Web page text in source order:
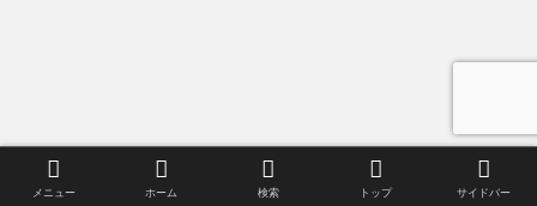
メニュー ホーム 検索 トップ サイドバー